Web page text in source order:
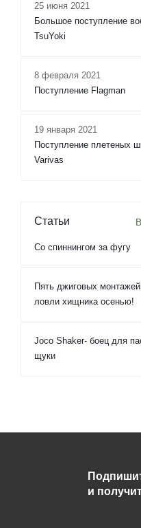
25 июня 2021
Большое поступление
TsuYoki
8 февраля 2021
Поступление Flagman
19 января 2021
Поступление плетеных
Varivas
Статьи
Со спиннингом за фугу
Пять джиговых
ловли хищника осенью!
Joco Shaker- боец для
щуки
и